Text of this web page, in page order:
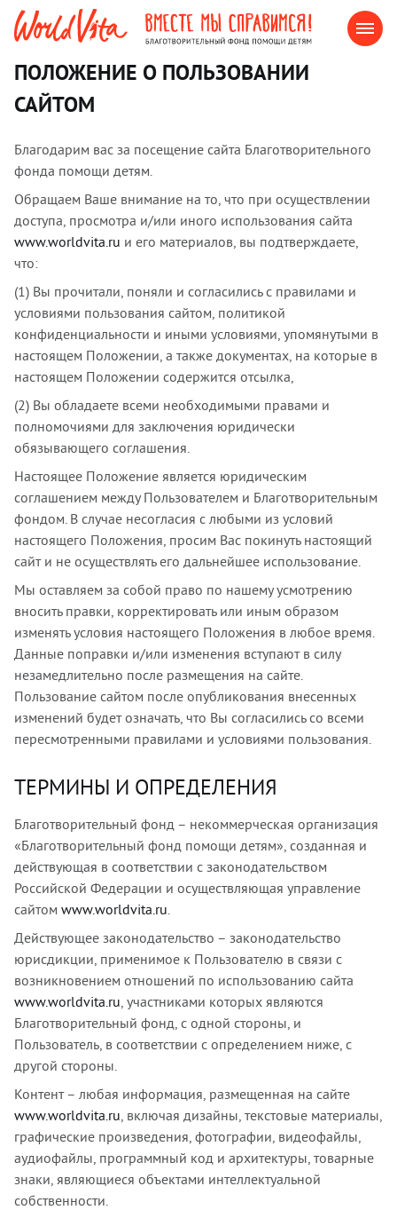
ПОЛОЖЕНИЕ О ПОЛЬЗОВАНИИ
САЙТОМ
Благодарим вас за посещение сайта Благотворительного
фонда помощи детям.
Обращаем Ваше внимание на то, что при осуществлении
доступа, просмотра и/или иного использования сайта
www.worldvita.ru и его материалов, вы подтверждаете,
что:
(1) Вы прочитали, поняли и согласились с правилами и
условиями пользования сайтом, политикой
конфиденциальности и иными условиями, упомянутыми в
настоящем Положении, а также документах, на которые в
настоящем Положении содержится отсылка,
(2) Вы обладаете всеми необходимыми правами и
полномочиями для заключения юридически
обязывающего соглашения.
Настоящее Положение является юридическим
соглашением между Пользователем и Благотворительным
фондом. В случае несогласия с любыми из условий
настоящего Положения, просим Вас покинуть настоящий
сайт и не осуществлять его дальнейшее использование.
Мы оставляем за собой право по нашему усмотрению
вносить правки, корректировать или иным образом
изменять условия настоящего Положения в любое время.
Данные поправки и/или изменения вступают в силу
незамедлительно после размещения на сайте.
Пользование сайтом после опубликования внесенных
изменений будет означать, что Вы согласились со всеми
пересмотренными правилами и условиями пользования.
ТЕРМИНЫ И ОПРЕДЕЛЕНИЯ
Благотворительный фонд – некоммерческая организация
«Благотворительный фонд помощи детям», созданная и
действующая в соответствии с законодательством
Российской Федерации и осуществляющая управление
сайтом www.worldvita.ru.
Действующее законодательство – законодательство
юрисдикции, применимое к Пользователю в связи с
возникновением отношений по использованию сайта
www.worldvita.ru, участниками которых являются
Благотворительный фонд, с одной стороны, и
Пользователь, в соответствии с определением ниже, с
другой стороны.
Контент – любая информация, размещенная на сайте
www.worldvita.ru, включая дизайны, текстовые материалы,
графические произведения, фотографии, видеофайлы,
аудиофайлы, программный код и архитектуры, товарные
знаки, являющиеся объектами интеллектуальной
собственности.